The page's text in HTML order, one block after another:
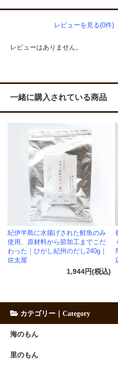
レビューを見る(0件)
レビューはありません。
一緒に購入されている商品
紀伊半島に水揚げされた鮮魚のみ
使用、原材料から節加工までこだ
わった｜ひがし紀州のだし240g｜
佐太屋
1,944円(税込)
カテゴリー｜Category
海のもん
里のもん